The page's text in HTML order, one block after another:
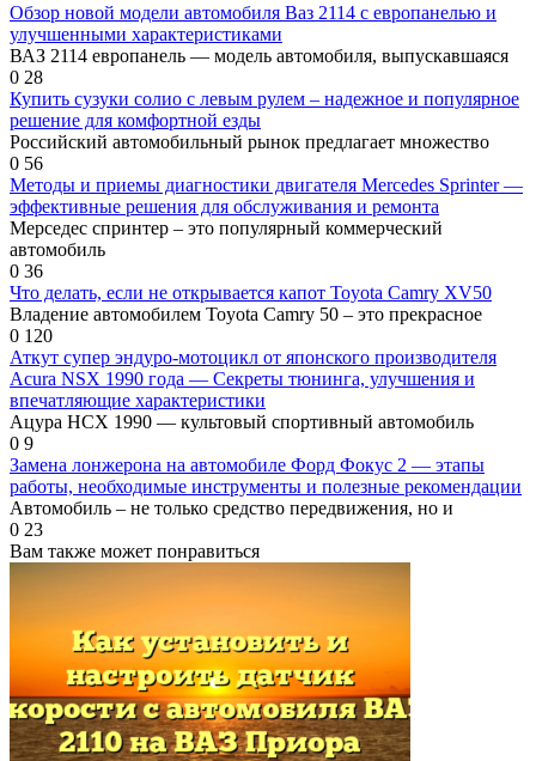
Обзор новой модели автомобиля Ваз 2114 с европанелью и
улучшенными характеристиками
ВАЗ 2114 европанель — модель автомобиля, выпускавшаяся
0 28
Купить сузуки солио с левым рулем – надежное и популярное
решение для комфортной езды
Российский автомобильный рынок предлагает множество
0 56
Методы и приемы диагностики двигателя Mercedes Sprinter —
эффективные решения для обслуживания и ремонта
Мерседес спринтер – это популярный коммерческий
автомобиль
0 36
Что делать, если не открывается капот Toyota Camry XV50
Владение автомобилем Toyota Camry 50 – это прекрасное
0 120
Аткут супер эндуро-мотоцикл от японского производителя
Acura NSX 1990 года — Секреты тюнинга, улучшения и
впечатляющие характеристики
Ацура НСХ 1990 — культовый спортивный автомобиль
0 9
Замена лонжерона на автомобиле Форд Фокус 2 — этапы
работы, необходимые инструменты и полезные рекомендации
Автомобиль – не только средство передвижения, но и
0 23
Вам также может понравиться